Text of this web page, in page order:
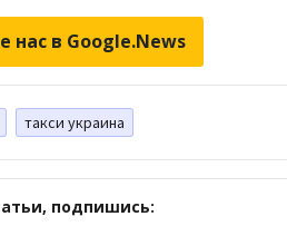
нас в Google.News
такси украина
подпишись: